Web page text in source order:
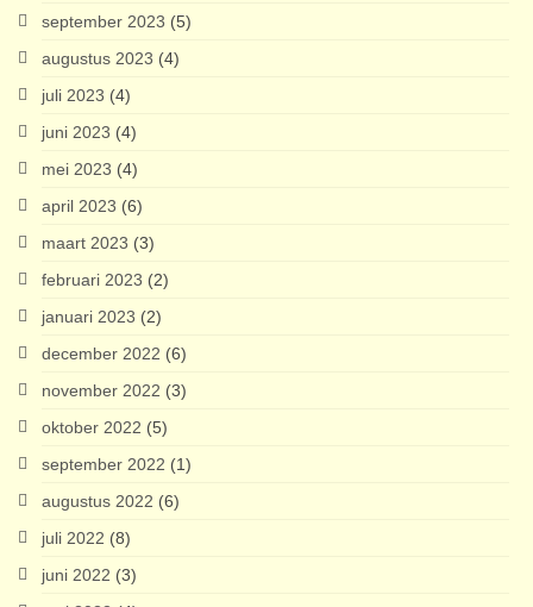
september 2023 (5)
augustus 2023 (4)
juli 2023 (4)
juni 2023 (4)
mei 2023 (4)
april 2023 (6)
maart 2023 (3)
februari 2023 (2)
januari 2023 (2)
december 2022 (6)
november 2022 (3)
oktober 2022 (5)
september 2022 (1)
augustus 2022 (6)
juli 2022 (8)
juni 2022 (3)